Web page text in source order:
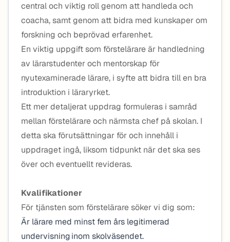
central och viktig roll genom att handleda och
coacha, samt genom att bidra med kunskaper om
forskning och beprövad erfarenhet.
En viktig uppgift som förstelärare är handledning
av lärarstudenter och mentorskap för
nyutexaminerade lärare, i syfte att bidra till en bra
introduktion i läraryrket.
Ett mer detaljerat uppdrag formuleras i samråd
mellan förstelärare och närmsta chef på skolan. I
detta ska förutsättningar för och innehåll i
uppdraget ingå, liksom tidpunkt när det ska ses
över och eventuellt revideras.
Kvalifikationer
För tjänsten som förstelärare söker vi dig som:
Är lärare med minst fem års legitimerad
undervisning inom skolväsendet.